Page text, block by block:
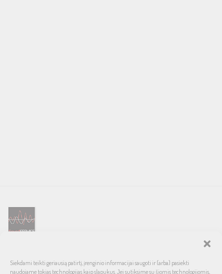
Siekdami teikti geriausią patirtį, įrenginio informacijai saugoti ir (arba) pasiekti
naudojame tokias technologijas kaip slapukus. Jei sutiksime su šiomis technologijomis,
pasaulinio garso, laiko patikrintais namų bei automobilinės garso